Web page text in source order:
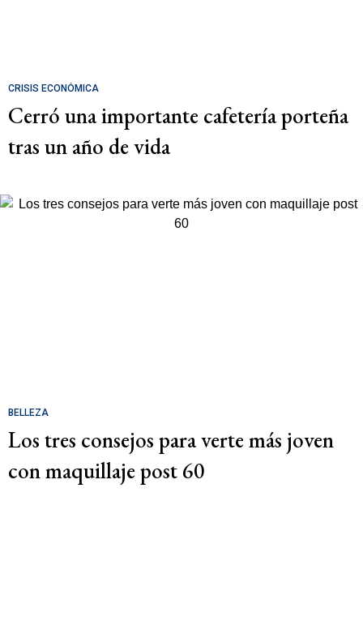
CRISIS ECONÓMICA
Cerró una importante cafetería porteña
tras un año de vida
BELLEZA
Los tres consejos para verte más joven
con maquillaje post 60